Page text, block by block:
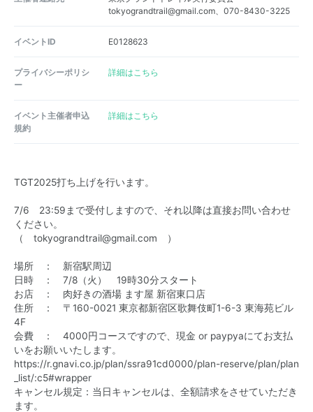
tokyograndtrail@gmail.com、070-8430-3225
イベントID E0128623
プライバシーポリシ
ー
詳細はこちら
イベント主催者申込
規約
詳細はこちら
TGT2025打ち上げを行います。
7/6 23:59まで受付しますので、それ以降は直接お問い合わせ
ください。
（ tokyograndtrail@gmail.com ）
場所 ： 新宿駅周辺
日時 ： 7/8（火） 19時30分スタート
お店 ： 肉好きの酒場 ます屋 新宿東口店
住所 ： 〒160-0021 東京都新宿区歌舞伎町1-6-3 東海苑ビル
4F
会費 ： 4000円コースですので、現金 or paypyaにてお支払
いをお願いいたします。
https://r.gnavi.co.jp/plan/ssra91cd0000/plan-reserve/plan/plan
_list/:c5#wrapper
キャンセル規定：当日キャンセルは、全額請求をさせていただき
ます。